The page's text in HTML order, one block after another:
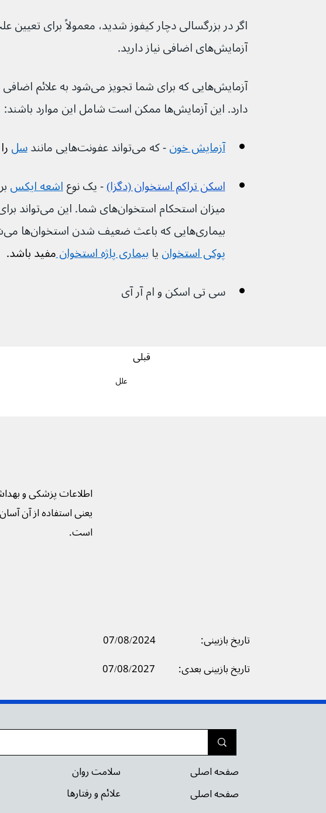
اگر در بزرگسالی دچار کیفوز شدید، معمولاً برای تعیین
آزمایش‌های اضافی نیاز دارید.
آزمایش‌هایی که برای شما تجویز می‌شود
دارد. این آزمایش‌ها ممکن است شامل این موارد باشند:
آزمایش خون- که می‌تواند عفونت‌هایی مانند سل
اسکن تراکم استخوان (دگزا) - یک نوع اشعه ایکس
میزان استحکام
بیماری‌هایی که باعث ضعیف شدن استخوان‌ها می‌شوند، مانند
پوکی استخوانیا بیماری پاژه استخوان مفید باشد.
سی تی اسکن و ام آر آی
علل
قبلی
اطلاعات پزشکی و
یعنی استفاده از آن
است.
07/08/2024
تاریخ بازبینی:
07/08/2027
تاریخ بازبینی بعدی:
سلامت روان
علائم و رفتارها
صفحه اصلی
صفحه اصلی